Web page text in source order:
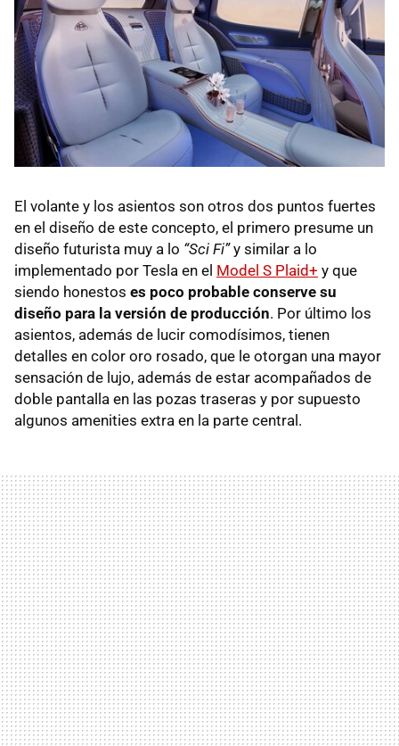
El volante y los asientos son otros dos puntos fuertes
en el diseño de este concepto, el primero presume un
diseño futurista muy a lo “Sci Fi”y similar a lo
implementado por Tesla en el Model S Plaid+ y que
siendo honestos es poco probable conserve su
diseño para la versión de producción. Por último los
asientos, además de lucir comodísimos, tienen
detalles en color oro rosado, que le otorgan una mayor
sensación de lujo, además de estar acompañados de
doble pantalla en las pozas traseras y por supuesto
algunos amenities extra en la parte central.